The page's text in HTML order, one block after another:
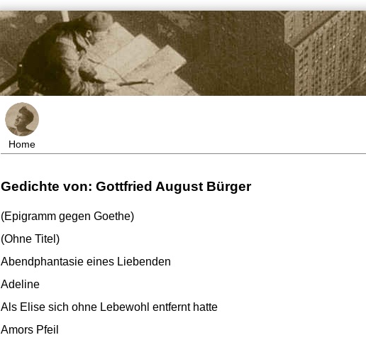
Home
Gedichte von: Gottfried August Bürger
(Epigramm gegen Goethe)
(Ohne Titel)
Abendphantasie eines Liebenden
Adeline
Als Elise sich ohne Lebewohl entfernt hatte
Amors Pfeil